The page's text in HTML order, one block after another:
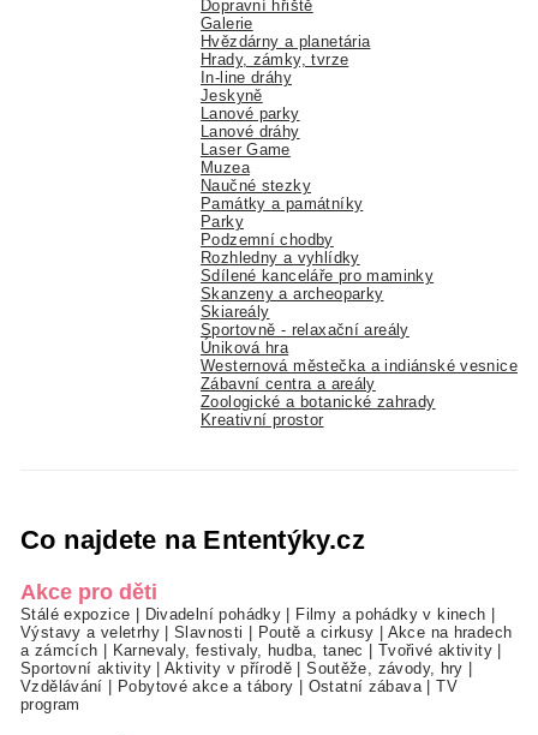
Dopravní hřiště
Galerie
Hvězdárny a planetária
Hrady, zámky, tvrze
In-line dráhy
Jeskyně
Lanové parky
Lanové dráhy
Laser Game
Muzea
Naučné stezky
Památky a památníky
Parky
Podzemní chodby
Rozhledny a vyhlídky
Sdílené kanceláře pro maminky
Skanzeny a archeoparky
Skiareály
Sportovně - relaxační areály
Úniková hra
Westernová městečka a indiánské vesnice
Zábavní centra a areály
Zoologické a botanické zahrady
Kreativní prostor
Co najdete na Ententýky.cz
Akce pro děti
Stálé expozice Divadelní pohádky Filmy a pohádky v kinech
Výstavy a veletrhy|Slavnosti Poutě a cirkusy
Akce na hradech
a zámcích
Karnevaly, festivaly, hudba, tanec Tvořivé aktivity
Sportovní aktivity|Aktivity v přírodě |Soutěže, závody, hry
Vzdělávání
Pobytové akce a tábory Ostatní zábava |TV
program